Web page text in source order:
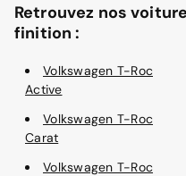
Retrouvez nos
finition :
Volkswagen T-Roc
Active
Volkswagen T-Roc
Carat
Volkswagen T-Roc